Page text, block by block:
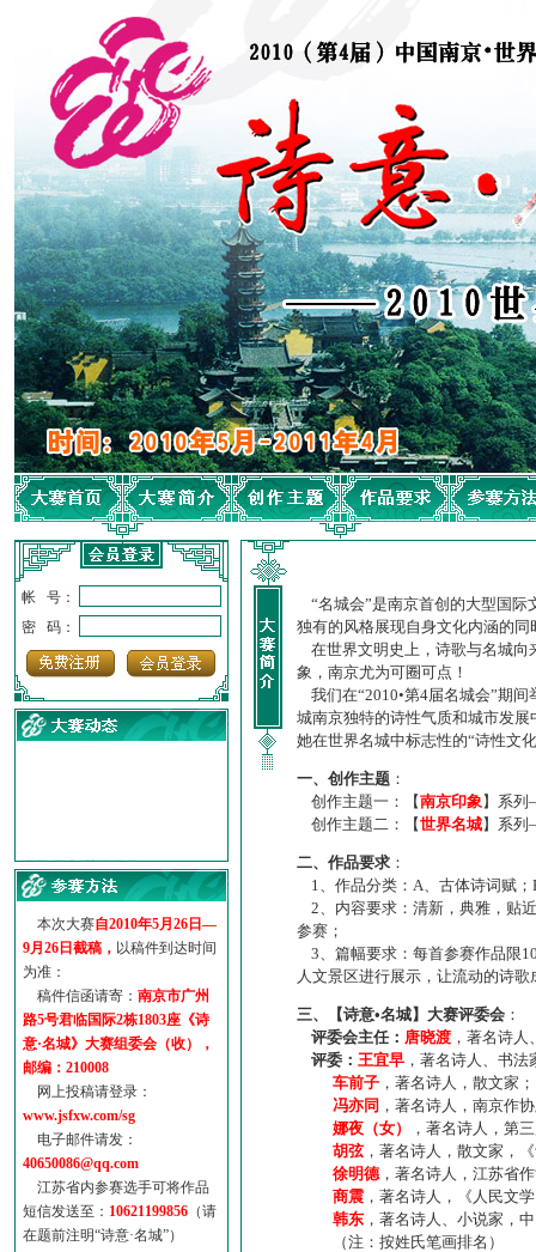
帐 号：
密 码：
·【诗意·名城】地铁展示作...
诗意名城·地铁时间
地铁完美呈现【诗意·名城...
参赛作品多达5000多首
“诗意·名城”晒诗会
特别通知--致广大诗词爱好...
本次大赛自2010年5月26日—
9月26日截稿， 以稿件到达时间
为准：
稿件信函请寄： 南京市广州
路5号君临国际2栋1803座《诗
意·名城》大赛组委会（收），
邮编：210008
网上投稿请登录：
www.jsfxw.com/sg
电子邮件请发：
40650086@qq.com
江苏省内参赛选手可将作品
短信发送至： 10621199856 （请
在题前注明“诗意·名城”）
“名城会”是南京首创的大型国际
独有的风格展现自身文化内涵的
在世界文明史上，诗歌与名城向
象，南京尤为可圈可点！
我们在“2010•第4届名城会”期
城南京独特的诗性气质和城市发
她在世界名城中标志性的“诗性文
一、创作主题 ：
创作主题一：【南京印象】系
创作主题二：【世界名城】系
二、作品要求 ：
1、作品分类：A、古体诗词赋；
2、内容要求：清新，典雅，贴
参赛；
3、篇幅要求：每首参赛作品限
人文景区进行展示，让流动的诗
三、【诗意•名城】大赛评委会 ：
评委会主任： 唐晓渡 ，著名诗
评委： 王宜早 ，著名诗人、书
车前子 ，著名诗人，散文家；
冯亦同 ，著名诗人，南京作
娜夜（女）
，著名诗人，第
胡弦，著名诗人，散文家，
徐明德，著名诗人，江苏省
商震 ，著名诗人，《人民文
韩东 ，著名诗人、小说家，
（注：按姓氏笔画排名）